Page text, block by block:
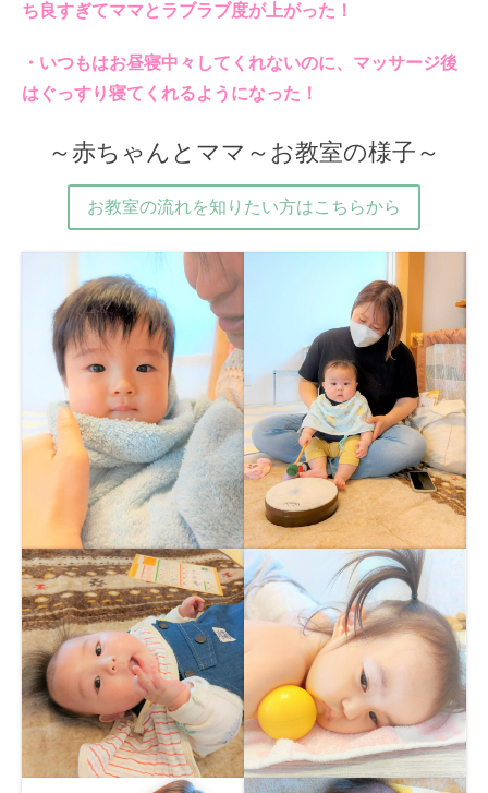
ち良すぎてママとラブラブ度が上がった！
・いつもはお昼寝中々してくれないのに、マッサージ後
はぐっすり寝てくれるようになった！
～赤ちゃんとママ～お教室の様子～
お教室の流れを知りたい方はこちらから